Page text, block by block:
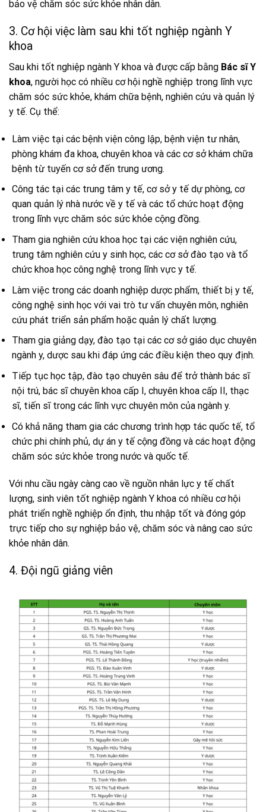
bảo vệ chăm sóc sức khỏe nhân dân.
3. Cơ hội việc làm sau khi tốt nghiệp ngành Y
khoa
Sau khi tốt nghiệp ngành Y khoa và được cấp bằng Bác sĩ Y
khoa, người học có nhiều cơ hội nghề nghiệp trong lĩnh vực
chăm sóc sức khỏe, khám chữa bệnh, nghiên cứu và quản lý
y tế. Cụ thể:
Làm việc tại các bệnh viện công lập, bệnh viện tư nhân,
phòng khám đa khoa, chuyên khoa và các cơ sở khám chữa
bệnh từ tuyến cơ sở đến trung ương.
Công tác tại các trung tâm y tế, cơ sở y tế dự phòng, cơ
quan quản lý nhà nước về y tế và các tổ chức hoạt động
trong lĩnh vực chăm sóc sức khỏe cộng đồng.
Tham gia nghiên cứu khoa học tại các viện nghiên cứu,
trung tâm nghiên cứu y sinh học, các cơ sở đào tạo và tổ
chức khoa học công nghệ trong lĩnh vực y tế.
Làm việc trong các doanh nghiệp dược phẩm, thiết bị y tế,
công nghệ sinh học với vai trò tư vấn chuyên môn, nghiên
cứu phát triển sản phẩm hoặc quản lý chất lượng.
Tham gia giảng dạy, đào tạo tại các cơ sở giáo dục chuyên
ngành y, dược sau khi đáp ứng các điều kiện theo quy định.
Tiếp tục học tập, đào tạo chuyên sâu để trở thành bác sĩ
nội trú, bác sĩ chuyên khoa cấp I, chuyên khoa cấp II, thạc
sĩ, tiến sĩ trong các lĩnh vực chuyên môn của ngành y.
Có khả năng tham gia các chương trình hợp tác quốc tế, tổ
chức phi chính phủ, dự án y tế cộng đồng và các hoạt động
chăm sóc sức khỏe trong nước và quốc tế.
Với nhu cầu ngày càng cao về nguồn nhân lực y tế chất
lượng, sinh viên tốt nghiệp ngành Y khoa có nhiều cơ hội
phát triển nghề nghiệp ổn định, thu nhập tốt và đóng góp
trực tiếp cho sự nghiệp bảo vệ, chăm sóc và nâng cao sức
khỏe nhân dân.
4. Đội ngũ giảng viên